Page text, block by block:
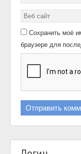
Сохранить моё
браузере для